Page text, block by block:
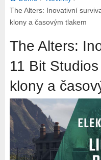
The Alters: Inovativní
klony a časovým tlakem
The Alters:
11 Bit
klony a